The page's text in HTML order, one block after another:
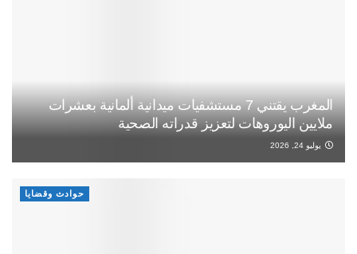
المغرب يقتني 7 مستشفيات ميدانية ألمانية بعشرات
ملايين اليوروهات لتعزيز قدراته الصحية
يوليو 24, 2026
حوادث وقضايا